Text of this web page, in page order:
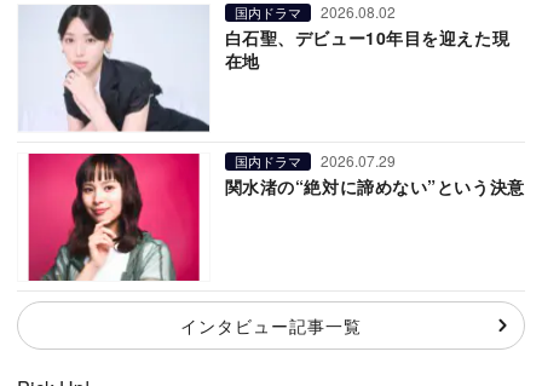
国内ドラマ 2026.08.02
白石聖、デビュー10年目を迎えた現
在地
国内ドラマ 2026.07.29
関水渚の“絶対に諦めない”という決意
インタビュー記事一覧